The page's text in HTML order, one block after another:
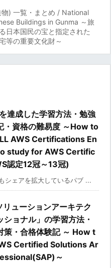
) 一覧・まとめ / National
Buildings in Gunma ～旅
日本国民の宝と指定された
等の重要文化財～
達成した学習方法・勉強
・資格の難易度 ～How to
AWS Certifications En
study for AWS Certific
認定12冠～13冠)
シェアを拡大しているパブ ...
リューションアーキテク
ショナル」の学習方法・
策・合格体験記 ～ How t
Certified Solutions Ar
～